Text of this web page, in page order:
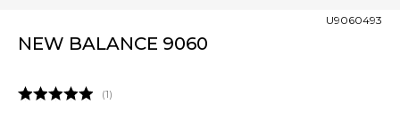
NEW BALANCE 9060
U9060493
1